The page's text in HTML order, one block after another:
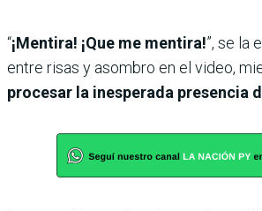
“¡Mentira! ¡Que me mentira!”, se la
entre risas y asombro en el video,
procesar la inesperada presencia